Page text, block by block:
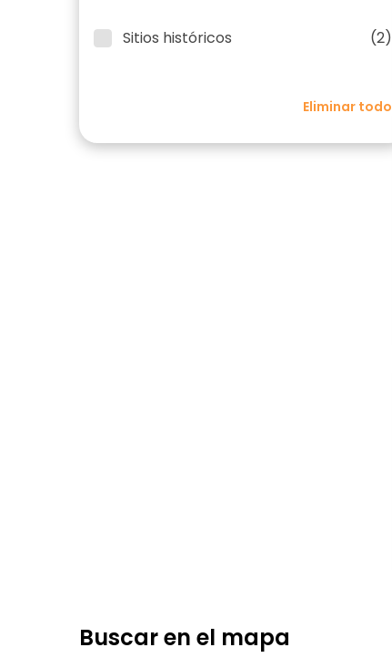
Sitios históricos (2)
Eliminar todo
Buscar en el mapa